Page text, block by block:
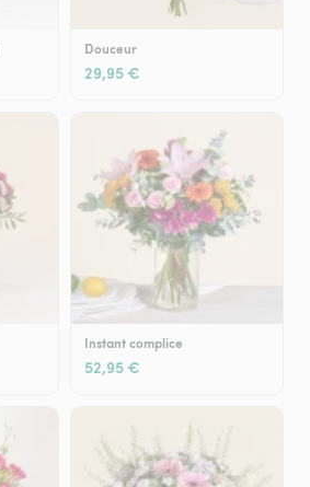
Douceur
29,95 €
Instant complice
52,95 €